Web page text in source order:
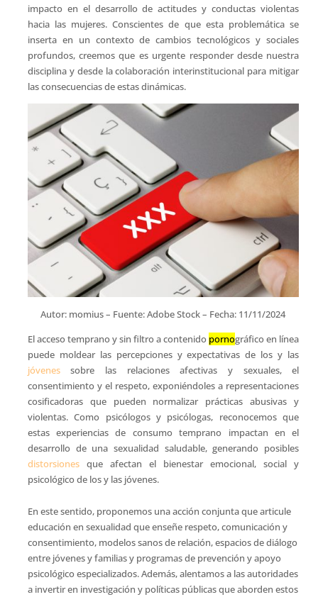
impacto en el desarrollo de actitudes y conductas violentas
hacia las mujeres. Conscientes de que esta problemática se
inserta en un contexto de cambios tecnológicos y sociales
profundos, creemos que es urgente responder desde nuestra
disciplina y desde la colaboración interinstitucional para mitigar
las consecuencias de estas dinámicas.
Autor: momius – Fuente: Adobe Stock – Fecha: 11/11/2024
El acceso temprano y sin filtro a contenido pornográfico en línea
puede moldear las percepciones y expectativas de los y las
jóvenessobre las relaciones afectivas y sexuales, el
consentimiento y el respeto, exponiéndoles a representaciones
cosificadoras que pueden normalizar prácticas abusivas y
violentas. Como psicólogos y psicólogas, reconocemos que
estas experiencias de consumo temprano impactan en el
desarrollo de una sexualidad saludable, generando posibles
distorsionesque afectan el bienestar emocional, social y
psicológico de los y las jóvenes.
En este sentido, proponemos una acción conjunta que articule
educación en sexualidad que enseñe respeto, comunicación y
consentimiento, modelos sanos de relación, espacios de diálogo
entre jóvenes y familias y programas de prevención y apoyo
psicológico especializados. Además, alentamos a las autoridades
a invertir en investigación y políticas públicas que aborden estos